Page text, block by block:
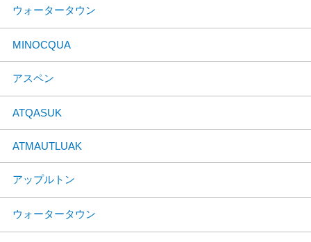
ウォータータウン
MINOCQUA
アスペン
ATQASUK
ATMAUTLUAK
アップルトン
ウォータータウン